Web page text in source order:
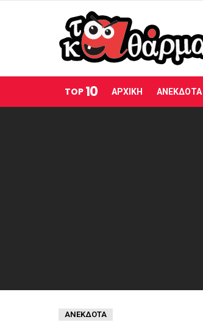
TOP 10 ΑΡΧΙΚΗ ΑΝΕΚΔΟΤΑ
ΑΝΈΚΔΟΤΑ